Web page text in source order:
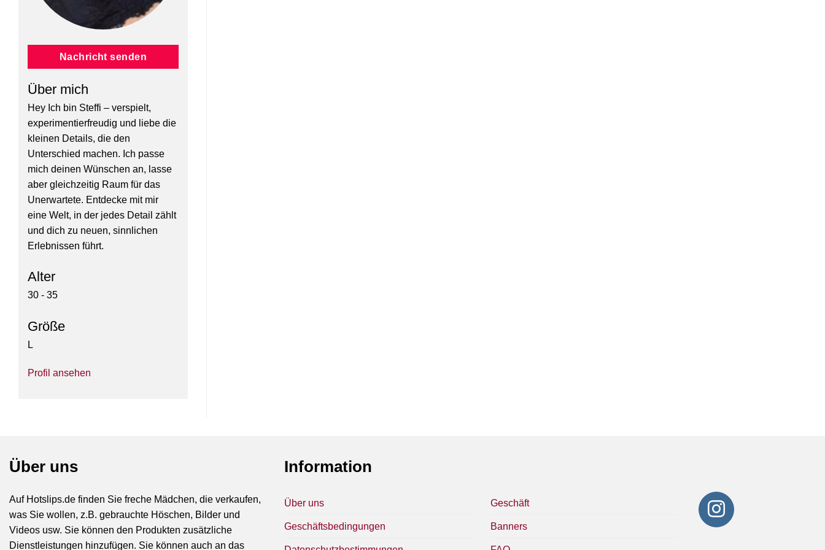
Nachricht senden
Über mich
Hey Ich bin Steffi – verspielt,
experimentierfreudig und liebe die
kleinen Details, die den
Unterschied machen. Ich passe
mich deinen Wünschen an, lasse
aber gleichzeitig Raum für das
Unerwartete. Entdecke mit mir
eine Welt, in der jedes Detail zählt
und dich zu neuen, sinnlichen
Erlebnissen führt.
Alter
30 - 35
Größe
L
Profil ansehen
Über uns
Auf Hotslips.de finden Sie freche Mädchen, die verkaufen,
was Sie wollen, z.B. gebrauchte Höschen, Bilder und
Videos usw. Sie können den Produkten zusätzliche
Dienstleistungen hinzufügen. Sie können auch an das
Information
Über uns
Geschäftsbedingungen
Geschäft
Banners